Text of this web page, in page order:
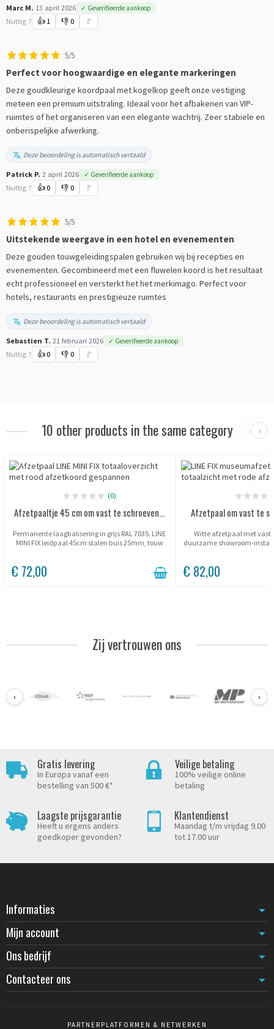
Marc M.·13 april 2026 ✓ Geverifieerde aankoop
Nuttig ? 👍 1 👎 0 🚩
5/5
Perfect voor hoogwaardige en elegante markeringen
Deze goudkleurige koordpaal met kogelkop geeft onze vestiging
meteen een premium uitstraling. Ideaal voor het afbakenen van VIP-
ruimtes of het organiseren van een elegante wachtrij. Zeer stabiele en
onberispelijke afwerking.
Deze beoordeling is automatisch vertaald
Patrick P.·2 april 2026 ✓ Geverifieerde aankoop
Nuttig ? 👍 0 👎 0 🚩
5/5
Uitstekende weergave in een hotel en evenementen
Deze gouden touwgeleidingspalen gebruiken wij bij recepties en
evenementen. Gecombineerd met een fluwelen koord is het resultaat
echt professioneel en versterkt het het merkimago. Perfect voor
hotels, restaurants en prestigieuze ruimtes
Deze beoordeling is automatisch vertaald
Sebastien T.·21 februari 2026 ✓ Geverifieerde aankoop
Nuttig ? 👍 0 👎 0 🚩
10 other products in the same category ‹ ›
(0)
Afzetpaaltje 45 cm om vast te schroeven...
Permanente laagbalisering in grijs RAL 7035. LINE
MINI FIX leidpaal 45cm stalen buis 25mm, touw
€ 72,00
Afzetpaal om vast te
Witte afzetpaal met
duurzame showroom-
€ 82,00
Zij vertrouwen ons
‹ ›
Gratis levering
In Europa vanaf een
bestelling van 500 €*
Veilige betaling
100% veilige online
betaling
Laagste prijsgarantie
Heeft u ergens anders
goedkoper gevonden?
Klantendienst
Maandag t/m vrijdag 9.00
tot 17.00 uur
Informaties
Mijn account
Ons bedrijf
Contacteer ons
PARTNERPLATFORMEN & NETWERKEN